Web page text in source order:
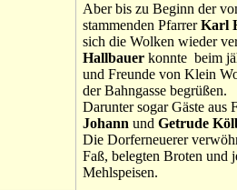
Aber bis zu Beginn der
stammenden PfarrerKarl
sich die Wolken wieder
Hallbauer konnte beim
und Freunde von Klein
der Bahngasse begrüßen.
Darunter sogar Gäste aus
Johann und Getrude
Die Dorferneuerer
Faß, belegten Broten und
Mehlspeisen.